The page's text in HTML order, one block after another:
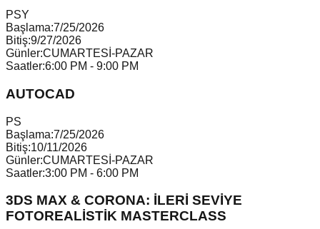
PSY
Başlama:7/25/2026
Bitiş:9/27/2026
Günler:CUMARTESİ-PAZAR
Saatler:6:00 PM - 9:00 PM
AUTOCAD
PS
Başlama:7/25/2026
Bitiş:10/11/2026
Günler:CUMARTESİ-PAZAR
Saatler:3:00 PM - 6:00 PM
3DS MAX & CORONA: İLERİ SEVİYE
FOTOREALİSTİK MASTERCLASS